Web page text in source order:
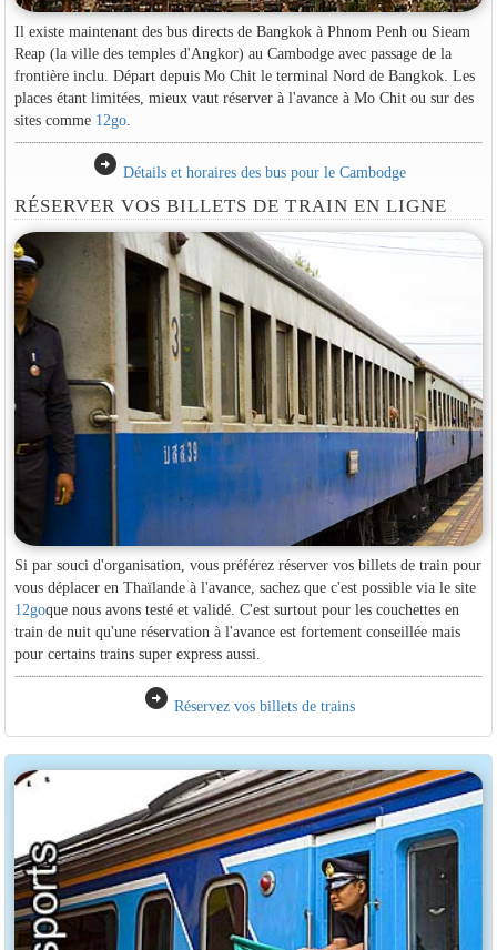
Il existe maintenant des bus directs de Bangkok à Phnom Penh ou Sieam
Reap (la ville des temples d'Angkor) au Cambodge avec passage de la
frontière inclu. Départ depuis Mo Chit le terminal Nord de Bangkok. Les
places étant limitées, mieux vaut réserver à l'avance à Mo Chit ou sur des
sites comme 12go.
arrow_circle_right Détails et horaires des bus pour le Cambodge
RÉSERVER VOS BILLETS DE TRAIN EN LIGNE
Si par souci d'organisation, vous préférez réserver vos billets de train pour
vous déplacer en Thaïlande à l'avance, sachez que c'est possible via le site
12goque nous avons testé et validé. C'est surtout pour les couchettes en
train de nuit qu'une réservation à l'avance est fortement conseillée mais
pour certains trains super express aussi.
arrow_circle_right Réservez vos billets de trains